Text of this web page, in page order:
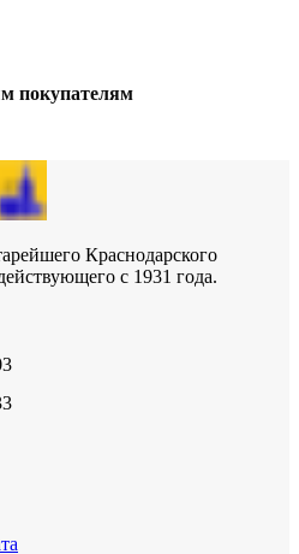
покупателям
Краснодарского
с 1931 года.